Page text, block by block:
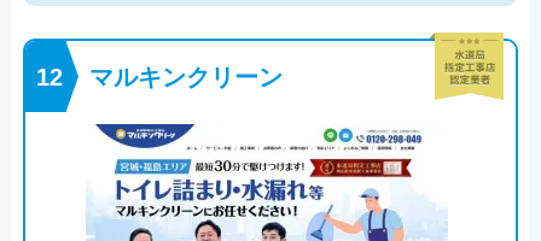
マルキンクリーン